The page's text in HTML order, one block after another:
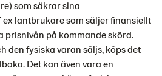
som säkrar sina
lantbrukare som säljer finansiellt
prisnivån på kommande skörd.
den fysiska varan säljs, köps det
Det kan även vara en